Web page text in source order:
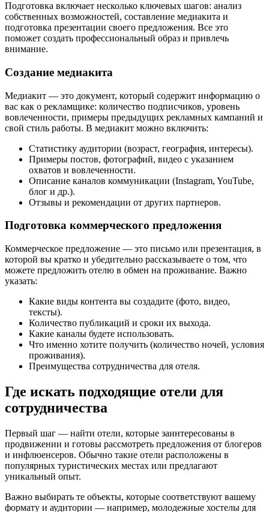
Подготовка включает несколько ключевых шагов: анализ
собственных возможностей, составление медиакита и
подготовка презентации своего предложения. Все это
поможет создать профессиональный образ и привлечь
внимание.
Создание медиакита
Медиакит — это документ, который содержит информацию о
вас как о рекламщике: количество подписчиков, уровень
вовлеченности, примеры предыдущих рекламных кампаний и
свой стиль работы. В медиакит можно включить:
Статистику аудитории (возраст, география, интересы).
Примеры постов, фотографий, видео с указанием
охватов и вовлеченности.
Описание каналов коммуникации (Instagram, YouTube,
блог и др.).
Отзывы и рекомендации от других партнеров.
Подготовка коммерческого предложения
Коммерческое предложение — это письмо или презентация, в
которой вы кратко и убедительно рассказываете о том, что
можете предложить отелю в обмен на проживание. Важно
указать:
Какие виды контента вы создадите (фото, видео,
тексты).
Количество публикаций и сроки их выхода.
Какие каналы будете использовать.
Что именно хотите получить (количество ночей, условия
проживания).
Преимущества сотрудничества для отеля.
Где искать подходящие отели для
сотрудничества
Первый шаг — найти отели, которые заинтересованы в
продвижении и готовы рассмотреть предложения от блогеров
и инфлюенсеров. Обычно такие отели расположены в
популярных туристических местах или предлагают
уникальный опыт.
Важно выбирать те объекты, которые соответствуют вашему
формату и аудитории — например, молодежные хостелы для